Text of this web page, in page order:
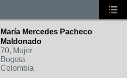
María Mercedes Pacheco
Maldonado
70, Mujer
Bogota
Colombia